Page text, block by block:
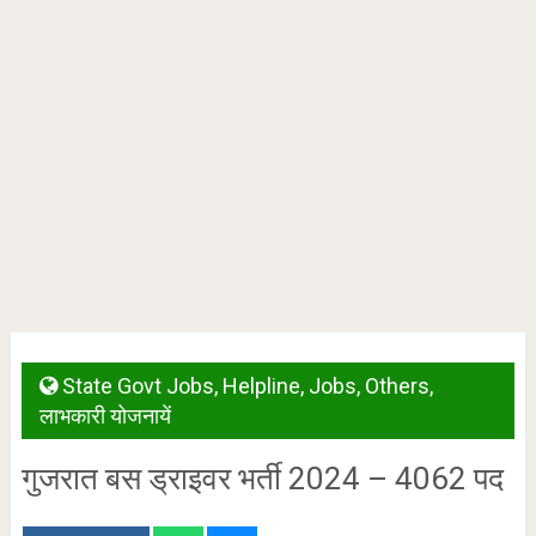
State Govt Jobs, Helpline, Jobs, Others,
लाभकारी योजनायें
गुजरात बस ड्राइवर भर्ती 2024 – 4062 पद